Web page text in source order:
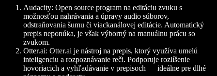
Audacity: Open source program na editáciu zvuku s
možnosťou nahrávania a úpravy audio súborov,
odstraňovania šumu či viackanálovej editácie. Automatický
prepis neponúka, je však výborný na manuálnu prácu so
zvukom.
Otter.ai: Otter.ai je nástroj na prepis, ktorý využíva umelú
inteligenciu a rozpoznávanie reči. Podporuje rozlíšenie
hovoriacich a vyhľadávanie v prepisoch — ideálne pre dlhé